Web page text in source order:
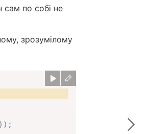
сам по собі не
зрозумілому
) ) ;